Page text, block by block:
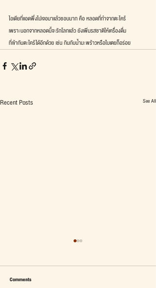
ไอเดียที่แอดพึ่งไปเจอมาแล้วชอบมาก คือ หลอดที่ทำจากตะไคร้
เพราะนอกจากหลอดนี้จะรักโลกแล้ว ยังเพิ่มรสชาติให้เครื่องดื่ม
ที่เข้ากับตะไคร้ได้อีกด้วย เช่น กินกับน้ำมะพร้าวหรือใบเตยก็อร่อย
Recent Posts See All
Comments